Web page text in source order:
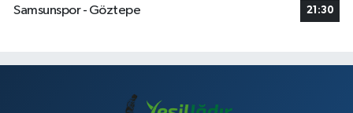
Samsunspor - Göztepe
21:30